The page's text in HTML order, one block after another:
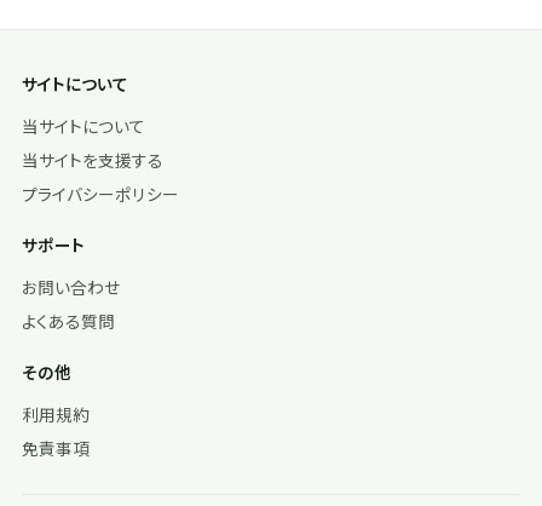
サイトについて
当サイトについて
当サイトを支援する
プライバシーポリシー
サポート
お問い合わせ
よくある質問
その他
利用規約
免責事項